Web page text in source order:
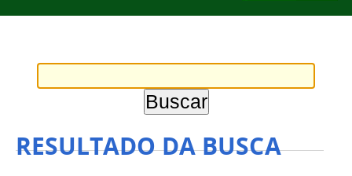
RESULTADO DA BUSCA